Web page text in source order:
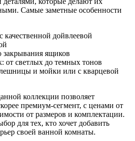
Самые заметные особенности
дойвлеевой
ящиков
от светлых до темных тонов
и мойки или с кварцевой
коллекции позволяет
премиум-сегмент, с ценами от
от размеров и комплектации.
для тех, кто хочет добавить
своей ванной комнаты.